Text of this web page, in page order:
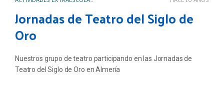
Jornadas de Teatro del Siglo de
Oro
Nuestros grupo de teatro participando en las Jornadas de
Teatro del Siglo de Oro en Almería